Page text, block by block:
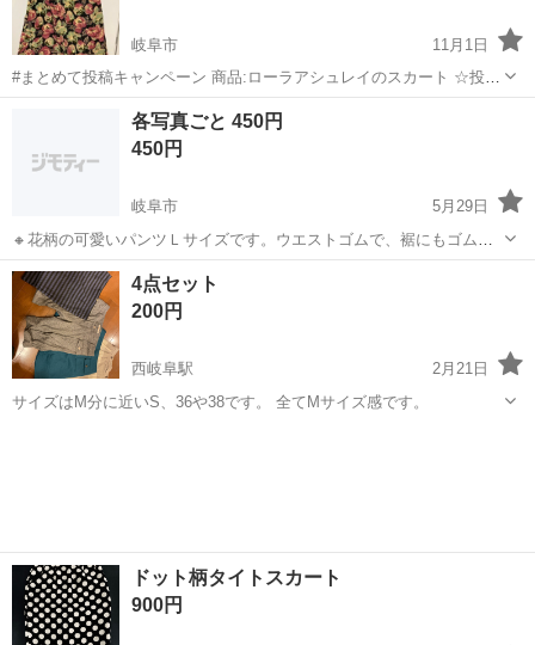
岐阜市
11月1日
#まとめて投稿キャンペーン 商品:ローラアシュレイのスカート ☆投稿
中の商品をまとめて問い合わせしてくださる方を優先させていただき
その他の方に返信致しか...
スカート 商品
各写真ごと 450円
450円
岐阜市
5月29日
🔸花柄の可愛いパンツＬサイズです。ウエストゴムで、裾にもゴムが
入っています。 🔸紺色ロングスカート、Lサイズです。 🔸ヒョウ柄ハ
イネックLサイズです。気に入っていたのですが、あまり着ていませ
ん。 各450円です。 手渡し...
岐阜 岐阜市 スカート
4点セット
200円
西岐阜駅
2月21日
サイズはM分に近いS、36や38です。 全てMサイズ感です。
ドット柄タイトスカート
900円